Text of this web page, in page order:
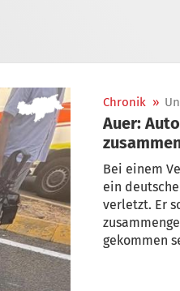
Chronik »
Auer:
verletzt
Bei einem
ein
verletzt. Er
gekommen